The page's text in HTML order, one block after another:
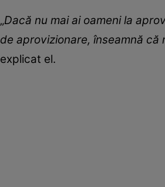
„Dacă nu mai ai oameni la
de aprovizionare, înseamnă că
explicat el.